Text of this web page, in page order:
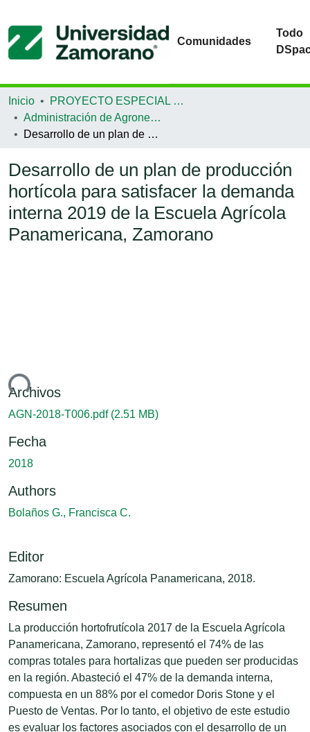
Comunidades
Todo
Inicio
PROYECTO ESPECIAL DE GRADUACIÓN
Administración de Agronegocios
Desarrollo de un plan de producción hortícola para satisfacer la demanda interna 2019 de la Escuela Agrícola Panamericana, Zamorano
Desarrollo de un plan de producción
hortícola para satisfacer la demanda
interna 2019 de la Escuela Agrícola
Panamericana, Zamorano
Archivos
AGN-2018-T006.pdf (2.51 MB)
Fecha
2018
Authors
Bolaños G., Francisca C.
Editor
Zamorano: Escuela Agrícola Panamericana, 2018.
Resumen
La producción hortofrutícola 2017 de la Escuela Agrícola
Panamericana, Zamorano, representó el 74% de las
compras totales para hortalizas que pueden ser producidas
en la región. Abasteció el 47% de la demanda interna,
compuesta en un 88% por el comedor Doris Stone y el
Puesto de Ventas. Por lo tanto, el objetivo de este estudio
es evaluar los factores asociados con el desarrollo de un